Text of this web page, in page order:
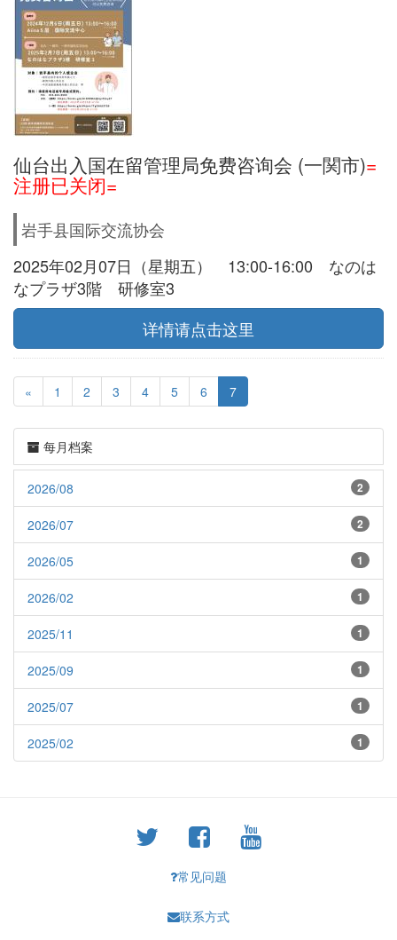
仙台出入国在留管理局免费咨询会 (一関市)=
注册已关闭=
岩手县国际交流协会
2025年02月07日（星期五） 13:00-16:00 なのは
なプラザ3階 研修室3
详情请点击这里
« 1 2 3 4 5 6 7
每月档案
2026/08 2
2026/07 2
2026/05 1
2026/02 1
2025/11 1
2025/09 1
2025/07 1
2025/02 1
常见问题
联系方式